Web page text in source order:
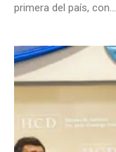
primera del país, con...